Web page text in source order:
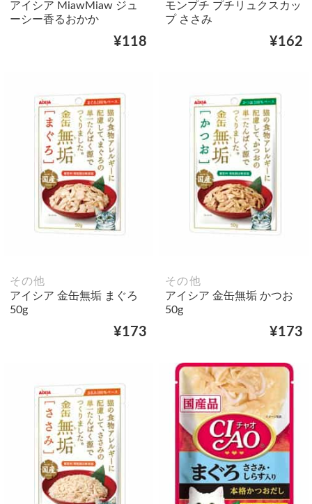
アイシア MiawMiaw ジュ
ーシー香るおかか
¥118
モンプチ プチリュクスカッ
プ ささみ
¥162
その他
アイシア 金缶無垢 まぐろ
50g
¥173
その他
アイシア 金缶無垢 かつお
50g
¥173